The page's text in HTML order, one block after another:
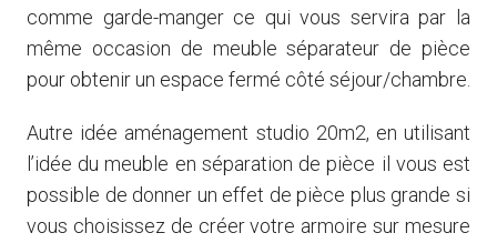
comme garde-manger ce qui vous servira par la
même occasion de meuble séparateur de pièce
pour obtenir un espace fermé côté séjour/chambre.
Autre idée aménagement studio 20m2, en utilisant
l’idée du meuble en séparation de pièce il vous est
possible de donner un effet de pièce plus grande si
vous choisissez de créer votre armoire sur mesure